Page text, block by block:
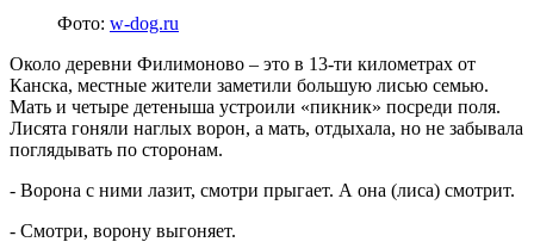
Фото: w-dog.ru
Около деревни Филимоново – это в 13-ти километрах от
Канска, местные жители заметили большую лисью семью.
Мать и четыре детеныша устроили «пикник» посреди поля.
Лисята гоняли наглых ворон, а мать, отдыхала, но не забывала
поглядывать по сторонам.
- Ворона с ними лазит, смотри прыгает. А она (лиса) смотрит.
- Смотри, ворону выгоняет.